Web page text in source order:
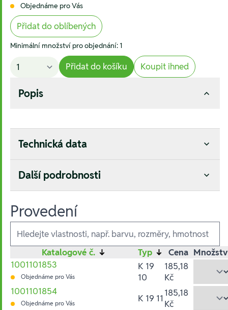
Objednáme pro Vás
Přidat do oblíbených
Minimální množství pro objednání: 1
Přidat do košíku Koupit ihned
Popis
Technická data
Další podrobnosti
Provedení
Ausführungen
Katalogové č. ↓ Typ ↓ Cena
1001101853
Objednáme pro Vás
K 19
10
185,18
Kč
1001101854
Objednáme pro Vás K 19 11 185,18
Kč